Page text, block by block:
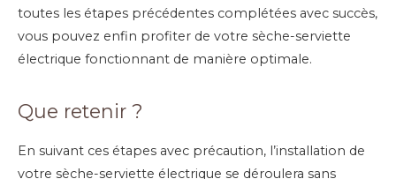
toutes les étapes précédentes complétées avec succès,
vous pouvez enfin profiter de votre sèche-serviette
électrique fonctionnant de manière optimale.
Que retenir ?
En suivant ces étapes avec précaution, l’installation de
votre sèche-serviette électrique se déroulera sans